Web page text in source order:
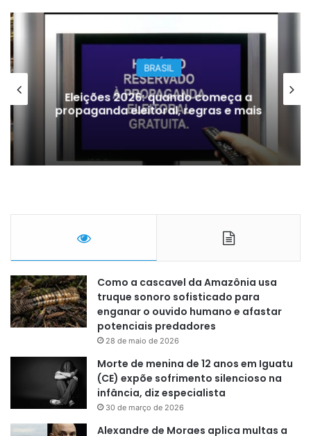
BRASIL
Eleições 2026: quando começa a
propaganda eleitoral, regras e mais
Como a cascavel da Amazônia usa
truque sonoro sofisticado para
enganar o ouvido humano e afastar
potenciais predadores
28 de maio de 2026
Morte de menina de 12 anos em Iguatu
(CE) expõe sofrimento silencioso na
infância, diz especialista
30 de março de 2026
Alexandre de Moraes aplica multas a